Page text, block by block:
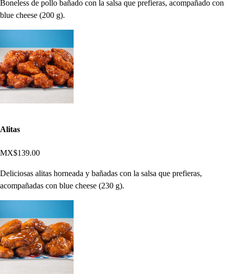
Boneless de pollo bañado con la salsa que prefieras, acompañado con
blue cheese (200 g).
Alitas
MX$139.00
Deliciosas alitas horneada y bañadas con la salsa que prefieras,
acompañadas con blue cheese (230 g).